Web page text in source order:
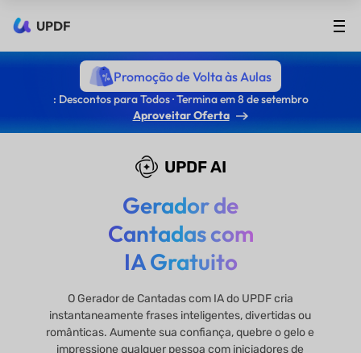
UPDF
Promoção de Volta às Aulas
: Descontos para Todos · Termina em 8 de setembro
Aproveitar Oferta
UPDF AI
Gerador de
Cantadas com
IA Gratuito
O Gerador de Cantadas com IA do UPDF cria
instantaneamente frases inteligentes, divertidas ou
românticas. Aumente sua confiança, quebre o gelo e
impressione qualquer pessoa com iniciadores de